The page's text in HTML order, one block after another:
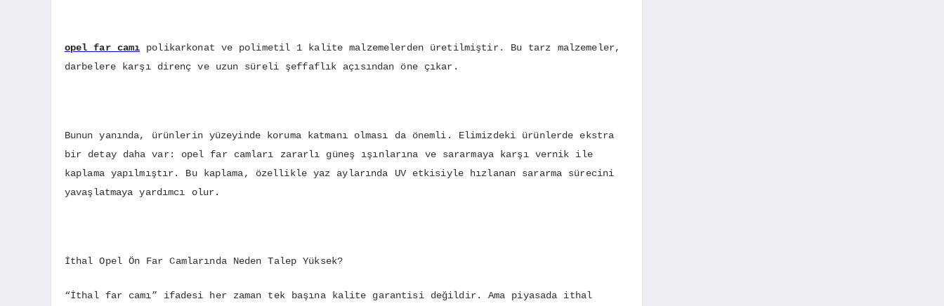
opel far camı polikarkonat ve polimetil 1 kalite malzemelerden üretilmiştir. Bu tarz malzemeler,
darbelere karşı direnç ve uzun süreli şeffaflık açısından öne çıkar.
Bunun yanında, ürünlerin yüzeyinde koruma katmanı olması da önemli. Elimizdeki ürünlerde ekstra
bir detay daha var: opel far camları zararlı güneş ışınlarına ve sararmaya karşı vernik ile
kaplama yapılmıştır. Bu kaplama, özellikle yaz aylarında UV etkisiyle hızlanan sararma sürecini
yavaşlatmaya yardımcı olur.
İthal Opel Ön Far Camlarında Neden Talep Yüksek?
“İthal far camı” ifadesi her zaman tek başına kalite garantisi değildir. Ama piyasada ithal